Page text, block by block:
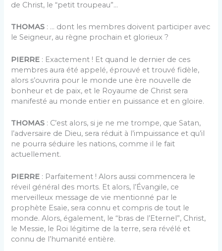
de Christ, le “petit troupeau”…
THOMAS : … dont les membres doivent participer avec
le Seigneur, au règne prochain et glorieux ?
PIERRE : Exactement ! Et quand le dernier de ces
membres aura été appelé, éprouvé et trouvé fidèle,
alors s’ouvrira pour le monde une ère nouvelle de
bonheur et de paix, et le Royaume de Christ sera
manifesté au monde entier en puissance et en gloire.
THOMAS : C’est alors, si je ne me trompe, que Satan,
l’adversaire de Dieu, sera réduit à l’impuissance et qu’il
ne pourra séduire les nations, comme il le fait
actuellement.
PIERRE : Parfaitement ! Alors aussi commencera le
réveil général des morts. Et alors, l’Évangile, ce
merveilleux message de vie mentionné par le
prophète Esaïe, sera connu et compris de tout le
monde. Alors, également, le “bras de l’Eternel”, Christ,
le Messie, le Roi légitime de la terre, sera révélé et
connu de l’humanité entière.